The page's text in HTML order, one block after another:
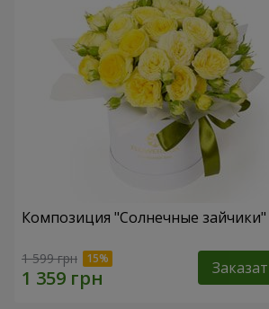
Композиция "Солнечные зайчики"
1 599 грн